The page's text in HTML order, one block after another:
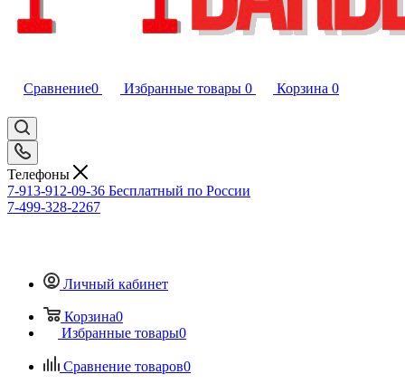
Сравнение0 Избранные товары 0 Корзина 0
Телефоны
7-913-912-09-36 Бесплатный по России
7-499-328-2267
Личный кабинет
Корзина0
Избранные товары0
Сравнение товаров0